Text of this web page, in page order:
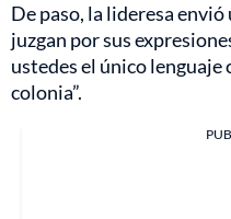
De paso, la lideresa
juzgan por sus
ustedes el único lenguaje
colonia”.